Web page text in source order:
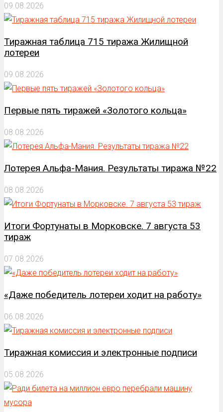
09.08.2026
Тиражная таблица 715 тиража Жилищной
лотереи
09.08.2026
Первые пять тиражей «Золотого кольца»
08.08.2026
Лотерея Альфа-Мания. Результаты тиража №22
08.08.2026
Итоги Фортунаты в Морковске. 7 августа 53
тираж
07.08.2026
«Даже победитель лотереи ходит на работу»
06.08.2026
Тиражная комиссия и электронные подписи
05.08.2026